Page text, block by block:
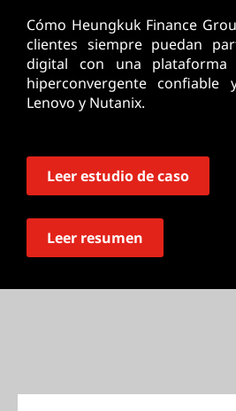
Cómo Heungkuk Finance
clientes siempre puedan
digital con una plataforma
hiperconvergente confiable
Lenovo y Nutanix.
Leer estudio de caso
Leer resumen